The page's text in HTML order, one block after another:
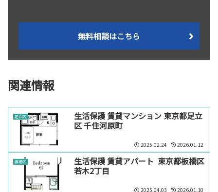
無料相談はこちら
関連情報
足立区
生活保護 賃貸マンション 東京都足立
区 千住河原町
2025.02.24 2026.01.12
板橋区
生活保護 賃貸アパート 東京都板橋区
若木2丁目
2025.04.03 2026.01.10